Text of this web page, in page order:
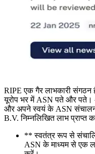
RIPE एक गैर लाभकारी संगठन
यूरोप भर में ASN पते और
और अपने स्वयं के ASN
B.V. निम्नलिखित लाभ प्राप्त
** स्वतंत्र रूप से
ASN के माध्यम से एक